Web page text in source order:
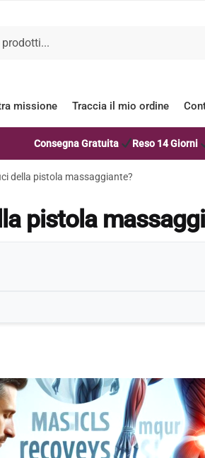
missione Traccia il mio ordine
Consegna Gratuita Reso 14 Giorni
della pistola massaggiante?
pistola